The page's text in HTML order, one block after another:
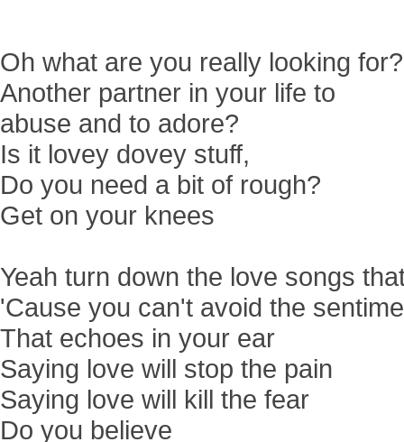
Oh what are you really looking for?
Another partner in your life to
abuse and to adore?
Is it lovey dovey stuff,
Do you need a bit of rough?
Get on your knees
Yeah turn down the love songs
'Cause you can't avoid the
That echoes in your ear
Saying love will stop the pain
Saying love will kill the fear
Do you believe